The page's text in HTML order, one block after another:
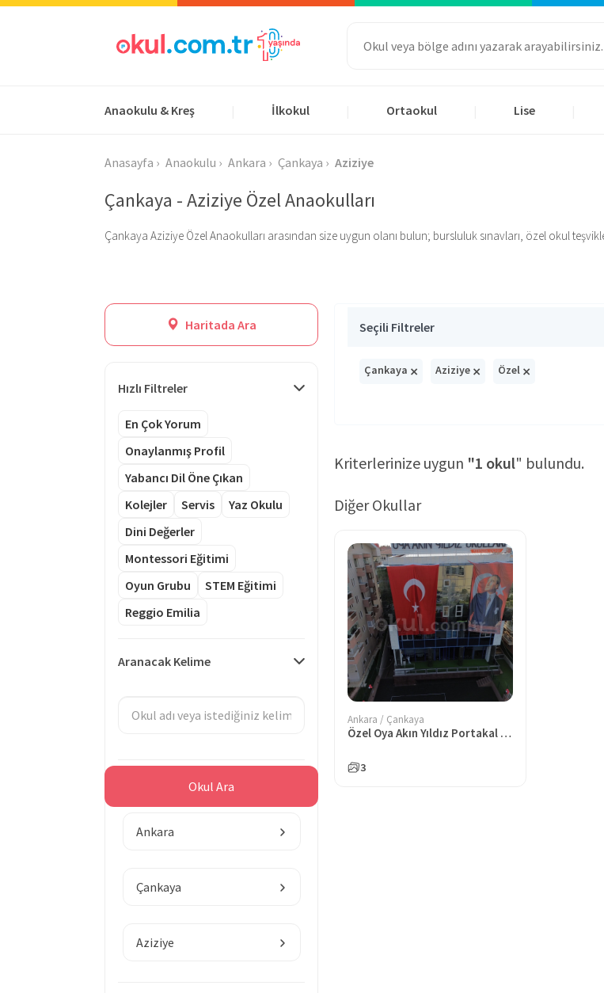
Anaokulu & Kreş İlkokul Ortaokul Lise
Anasayfa Anaokulu Ankara Çankaya Aziziye
Çankaya - Aziziye Özel Anaokulları
Çankaya Aziziye Özel Anaokulları arasından size uygun olanı bulun; bursluluk sınavları, özel okul
Haritada Ara
Hızlı Filtreler
En Çok Yorum
Onaylanmış Profil
Yabancı Dil Öne Çıkan
Kolejler
Servis
Yaz Okulu
Dini Değerler
Montessori Eğitimi
Oyun Grubu
STEM Eğitimi
Reggio Emilia
Aranacak Kelime
Ankara
Çankaya
Aziziye
Okul Ara
Seçili Filtreler
Çankaya × Aziziye × Özel ×
Kriterlerinize uygun "1 okul" bulundu.
Diğer Okullar
Ankara / Çankaya
Özel Oya Akın Yıldız Portakal Çiçeği Koleji Anaokulu
3